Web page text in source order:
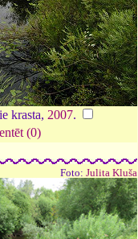
krasta, 2007.
(0)
Foto: Julita Kluša